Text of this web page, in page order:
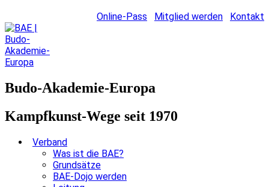
Online-Pass Mitglied werden Kontakt
Budo-Akademie-Europa
Kampfkunst-Wege seit 1970
Verband
Was ist die BAE?
Grundsätze
BAE-Dojo werden